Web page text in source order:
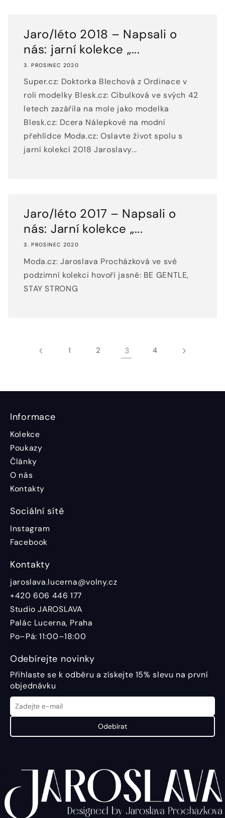
Jaro/léto 2018 – Napsali o
nás: jarní kolekce „...
3. PROSINEC 2020
Super.cz: Doktorka Blechová z Ordinace v
roli modelky Blesk.cz: Cibulková ve svých 42
letech zazářila na mole jako modelka
Blesk.cz: Dcera Nálepkové na modní
přehlídce Moda.cz: Oslavte život spolu s
jarní kolekcí 2018 Jaroslavy...
Jaro/léto 2017 – Napsali o
nás: Jarní kolekce „...
3. PROSINEC 2020
Moda.cz: Jaroslava Procházková ve své
podzimní kolekci hovoří jasně: BE GENTLE,
STAY STRONG
1 2 3 4
Informace
Kolekce
Poukazy
Články
O nás
Kontakty
Sociální sítě
Instagram
Facebook
Kontakty
jaroslava.lucerna@volny.cz
+420 606 446 177
Studio JAROSLAVA
Palác Lucerna, Praha
Po–Pá: 11:00–18:00
Odebírejte novinky
Přihlaste se k odběru a získejte 15% slevu na první
objednávku
Odebírat